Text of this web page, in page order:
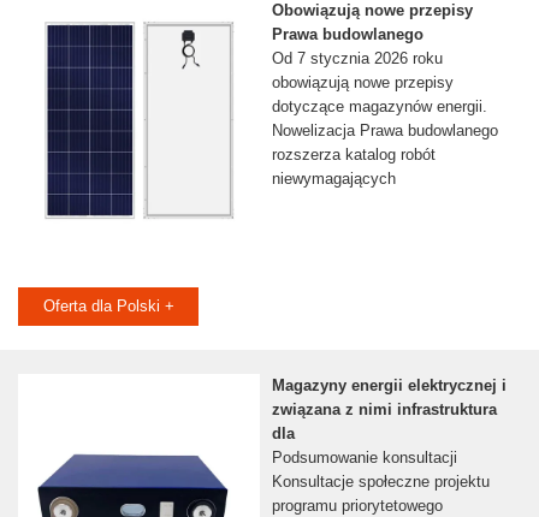
Obowiązują nowe przepisy
Prawa budowlanego
Od 7 stycznia 2026 roku
obowiązują nowe przepisy
dotyczące magazynów energii.
Nowelizacja Prawa budowlanego
rozszerza katalog robót
niewymagających
Oferta dla Polski +
Magazyny energii elektrycznej i
związana z nimi infrastruktura
dla
Podsumowanie konsultacji
Konsultacje społeczne projektu
programu priorytetowego